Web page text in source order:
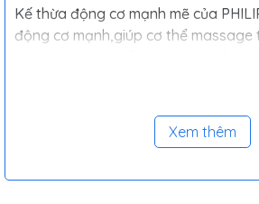
Kế thừa động cơ mạnh mẽ của
động cơ mạnh,giúp cơ thể massage
tùy chọn,kết hợp các phương pháp
chườm ấm,xoa bóp, massage đa
Xem thêm